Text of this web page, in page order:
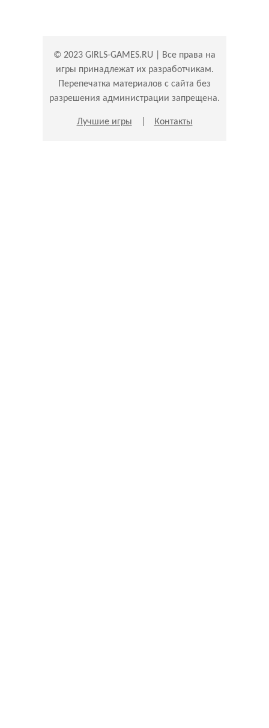
© 2023 GIRLS-GAMES.RU | Все права на
игры принадлежат их разработчикам.
Перепечатка материалов с сайта без
разрешения администрации запрещена.
Лучшие игры Контакты